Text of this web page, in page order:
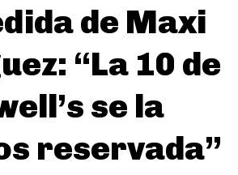
de Maxi
“La 10 de
se la
reservada”